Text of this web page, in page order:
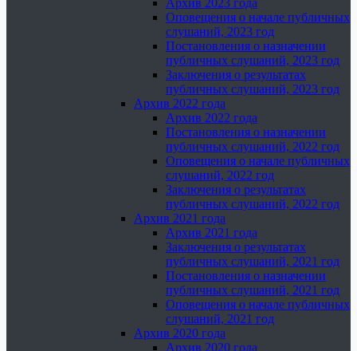
Архив 2023 года
Оповещения о начале публичных
слушаний, 2023 год
Постановления о назначении
публичных слушаний, 2023 год
Заключения о результатах
публичных слушаний, 2023 год
Архив 2022 года
Архив 2022 года
Постановления о назначении
публичных слушаний, 2022 год
Оповещения о начале публичных
слушаний, 2022 год
Заключения о результатах
публичных слушаний, 2022 год
Архив 2021 года
Архив 2021 года
Заключения о результатах
публичных слушаний, 2021 год
Постановления о назначении
публичных слушаний, 2021 год
Оповещения о начале публичных
слушаний, 2021 год
Архив 2020 года
Архив 2020 года